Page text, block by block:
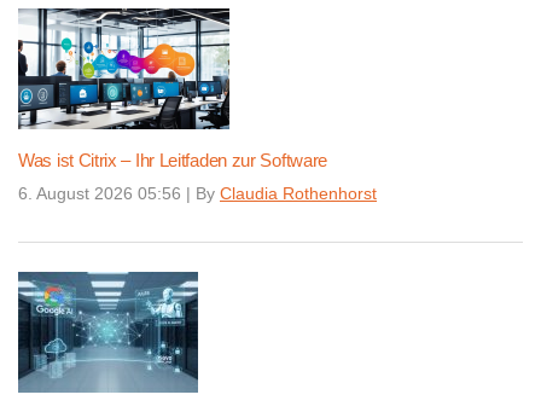
Was ist Citrix – Ihr Leitfaden zur Software
6. August 2026 05:56 | By Claudia Rothenhorst